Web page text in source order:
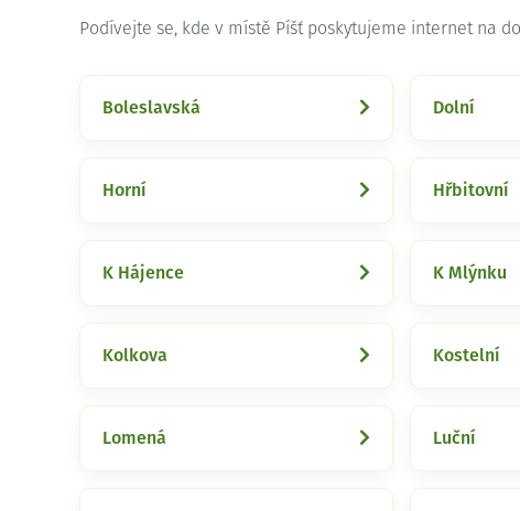
Podívejte se, kde v místě Píšť poskytujeme internet na
Boleslavská Dolní
Horní Hřbitovní
K Hájence K Mlýnku
Kolkova Kostelní
Lomená Luční